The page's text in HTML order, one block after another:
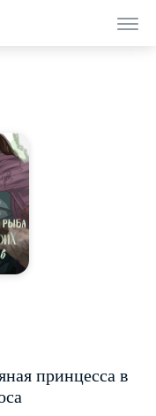
принцесса в